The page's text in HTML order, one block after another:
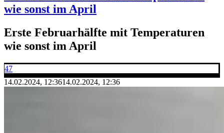
wie sonst im April
Erste Februarhälfte mit Temperaturen
wie sonst im April
47
14.02.2024, 12:3614.02.2024, 12:36